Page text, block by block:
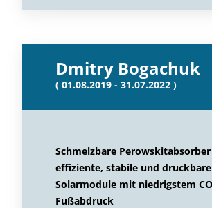
Dmitry Bogachuk
( 01.08.2019 - 31.07.2022 )
Schmelzbare
effiziente, stabile und druckbare
Solarmodule mit niedrigstem
Fußabdruck